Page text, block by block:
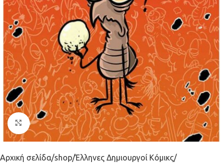
Κλικ για μεγέθυνση
Αρχική σελίδα shop Έλληνες Δημιουργοί Κόμικς